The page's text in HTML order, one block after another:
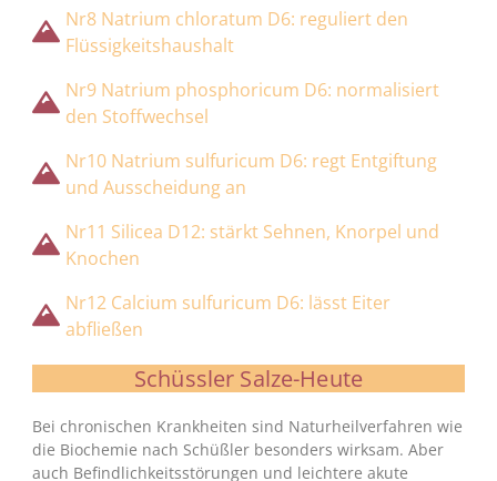
Nr8 Natrium chloratum D6: reguliert den
Flüssigkeitshaushalt
Nr9 Natrium phosphoricum D6: normalisiert
den Stoffwechsel
Nr10 Natrium sulfuricum D6: regt Entgiftung
und Ausscheidung an
Nr11 Silicea D12: stärkt Sehnen, Knorpel und
Knochen
Nr12 Calcium sulfuricum D6: lässt Eiter
abfließen
Schüssler Salze-Heute
Bei chronischen Krankheiten sind Naturheilverfahren wie
die Biochemie nach Schüßler besonders wirksam. Aber
auch Befindlichkeitsstörungen und leichtere akute